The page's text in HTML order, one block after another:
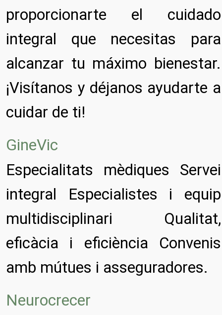
proporcionarte el cuidado
integral que necesitas para
alcanzar tu máximo bienestar.
¡Visítanos y déjanos ayudarte a
cuidar de ti!
GineVic
Especialitats mèdiques Servei
integral Especialistes i equip
multidisciplinari Qualitat,
eficàcia i eficiència Convenis
amb mútues i asseguradores.
Neurocrecer